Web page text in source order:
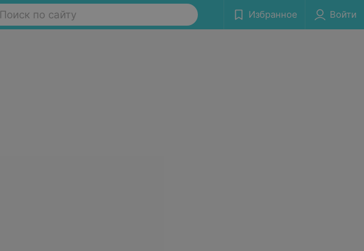
Поиск по сайту Избранное Войти